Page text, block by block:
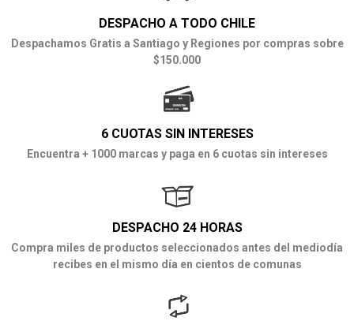
DESPACHO A TODO CHILE
Despachamos Gratis a Santiago y Regiones por compras sobre
$150.000
6 CUOTAS SIN INTERESES
Encuentra + 1000 marcas y paga en 6 cuotas sin intereses
DESPACHO 24 HORAS
Compra miles de productos seleccionados antes del mediodía
recibes en el mismo día en cientos de comunas